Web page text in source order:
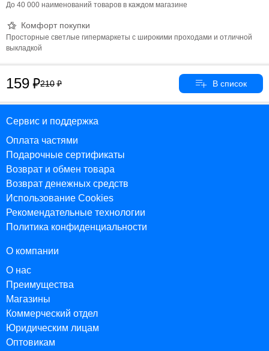
До 40 000 наименований товаров в каждом магазине
Комфорт покупки
Просторные светлые гипермаркеты с широкими проходами и отличной
выкладкой
159 210
Сервис и поддержка
Оплата частями
Подарочные сертификаты
Возврат и обмен товара
Возврат денежных средств
Использование Cookies
Рекомендательные технологии
Политика конфиденциальности
О компании
О нас
Преимущества
Магазины
Коммерческий отдел
Юридическим лицам
Оптовикам